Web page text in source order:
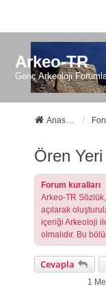
Arkeo-TR
Genç Arkeoloji
Anasayfa
Ören Yeri
Forum kuralları
Arkeo-TR
açılarak
içeriği Arkeoloji
olmalıdır. Bu
Cevapla
1